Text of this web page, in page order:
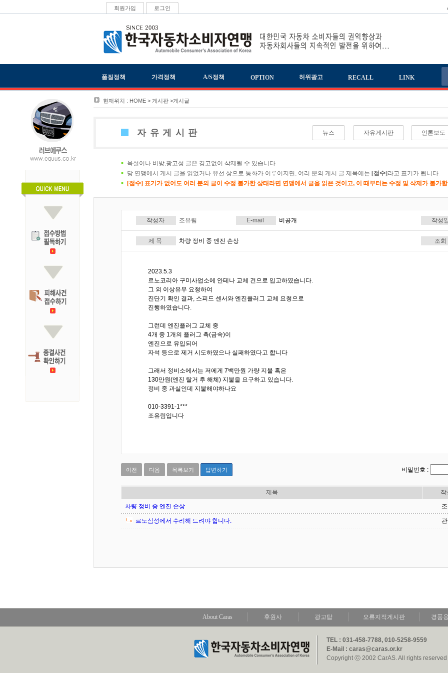
회원가입 로그인
품질정책 가격정책 A/S정책 OPTION 허위광고 RECALL LINK
현재위치 : HOME > 게시판 >게시글
자유게시판 뉴스 자유게시판 언론보도
욕설이나 비방,광고성 글은 경고없이 삭제될 수 있습니다.
당 연맹에서 게시 글을 읽었거나 유선 상으로 통화가 이루어지면, 여러 분의 게시 글 제목에는 [접수] 라고 표기가 됩니다.
[접수] 표기가 없어도 여러 분의 글이 수정 불가한 상태라면 연맹에서 글을 읽은 것이고, 이 때부터는 수정 및 삭제가 불가
작성자 조유림 E-mail 비공개 작성
제 목 차량 정비 중 엔진 손상 조회
2023.5.3
르노코리아 구미사업소에 안테나 교체 건으로 입고하였습니다.
그 외 이상유무 요청하여
진단기 확인 결과, 스피드 센서와 엔진플러그 교체 요청으로
진행하였습니다.
그런데 엔진플러그 교체 중
4개 중 1개의 플러그 촉(금속)이
엔진으로 유입되어
자석 등으로 제거 시도하였으나 실패하였다고 합니다
그래서 정비소에서는 저에게 7백만원 가량 지불 혹은
130만원(엔진 탈거 후 해체) 지불을 요구하고 있습니다.
정비 중 과실인데 지불해야하나요
010-3391-1***
조유림입니다
이전 다음 목록보기 답변하기 비밀번호 :
제목
작
차량 정비 중 엔진 손상
르노삼성에서 수리해 드려야 합니다.
About Caras 후원사 광고탑 오류지적게시판 경품
TEL : 031-458-7788, 010-5258-9559
E-Mail : caras@caras.or.kr
Copyright ⓒ 2002 CarAS. All rights reserved